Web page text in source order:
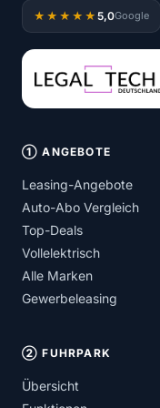
★★★★★ 5,0Google
① ANGEBOTE
Leasing-Angebote
Auto-Abo Vergleich
Top-Deals
Vollelektrisch
Alle Marken
Gewerbeleasing
② FUHRPARK
Übersicht